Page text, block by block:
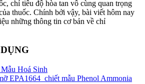
chỉ tiêu độ hòa tan vô cùng quan trọng
thuốc. Chính bởi vậy, bài viết hôm nay
những thông tin cơ bản về chỉ
Hoá Sinh
EPA1664_chiết mẫu Phenol Ammonia